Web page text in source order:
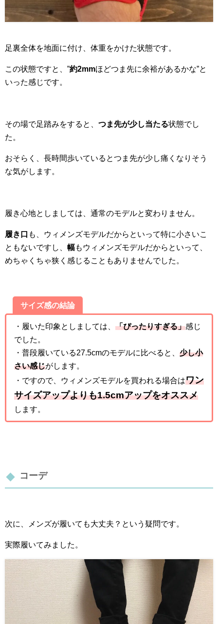
足裏全体を地面に付け、体重をかけた状態です。
この状態ですと、”約2mmほどつま先に余裕があるかな”と
いった感じです。
その場で足踏みをすると、 つま先が少し当たる状態でし
た。
おそらく、長時間歩いているとつま先が少し痛くなりそう
な気がします。
履き心地としましては、通常のモデルと変わりません。
履き口 も、ウィメンズモデルだからといって特に小さいこ
ともないですし、 幅もウィメンズモデルだからといって、
めちゃくちゃ狭く感じることもありませんでした。
サイズ感の結論
・履いた印象としましては、 「ぴったりすぎる」感じ
でした。
・普段履いている27.5cmのモデルに比べると、 少し小
さい感じがします。
・ですので、ウィメンズモデルを買われる場合はワン
サイズアップよりも1.5cmアップをオススメ
します。
コーデ
次に、メンズが履いても大丈夫？という疑問です。
実際履いてみました。